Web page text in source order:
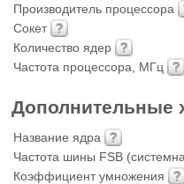
Производитель процессора
Сокет
Количество ядер
Частота процессора, МГц
Дополнительные
Название ядра
Частота шины FSB
Коэффициент умножения